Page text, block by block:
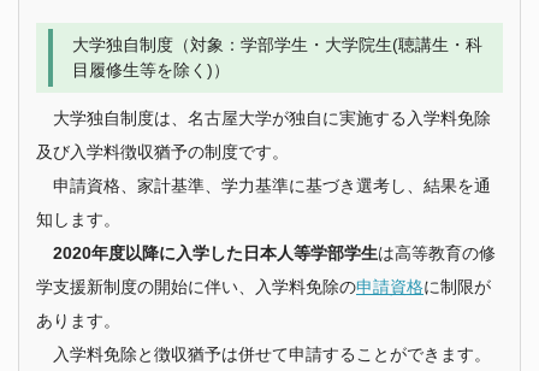
大学独自制度（対象：学部学生・大学院生(聴講生・科
目履修生等を除く)）
大学独自制度は、名古屋大学が独自に実施する入学料免除
及び入学料徴収猶予の制度です。
申請資格、家計基準、学力基準に基づき選考し、結果を通
知します。
2020年度以降に入学した日本人等学部学生は高等教育の修
学支援新制度の開始に伴い、入学料免除の申請資格に制限が
あります。
入学料免除と徴収猶予は併せて申請することができます。